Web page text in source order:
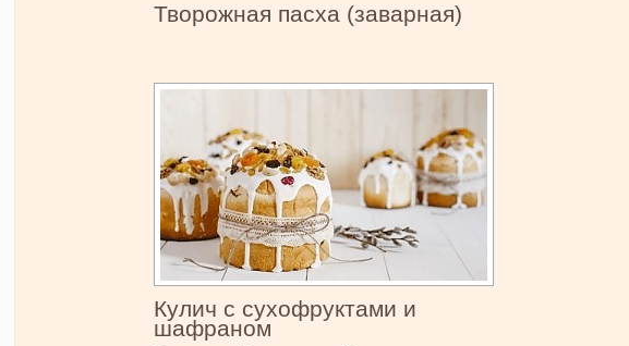
Творожная пасха (заварная)
Кулич с сухофруктами и
шафраном